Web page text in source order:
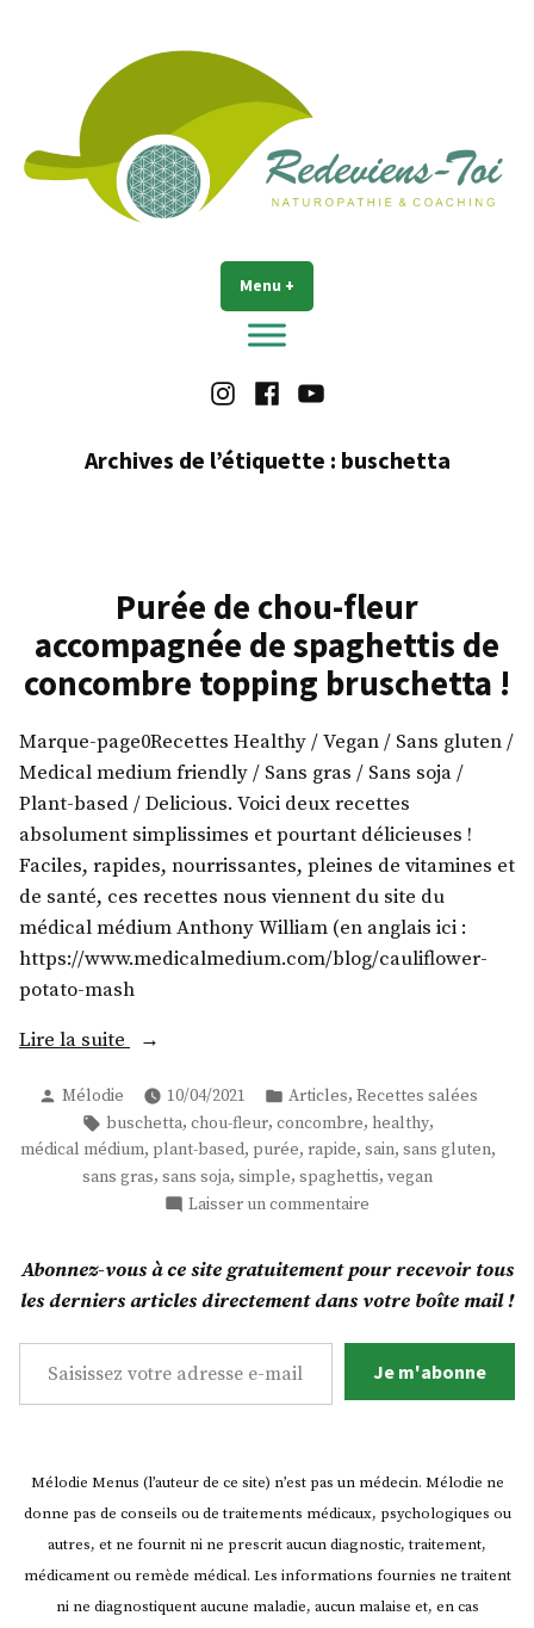
Redeviens-toi Menu +
Instagram
FacebookYoutube
Archives de l’étiquette : buschetta
Purée de chou-fleur
accompagnée de spaghettis de
concombre topping bruschetta !
Marque-page0Recettes Healthy / Vegan / Sans gluten /
Medical medium friendly / Sans gras / Sans soja /
Plant-based / Delicious. Voici deux recettes
absolument simplissimes et pourtant délicieuses !
Faciles, rapides, nourrissantes, pleines de vitamines et
de santé, ces recettes nous viennent du site du
médical médium Anthony William (en anglais ici :
https://www.medicalmedium.com/blog/cauliflower-
potato-mash
Lire la suite
« Purée
chou-
fleur
accompagnée
concombre
bruschetta
! »
Publié
par
Mélodie 10/04/2021
Publié
dans
Articles, Recettes salées
Étiquettes :
buschetta, chou-fleur, concombre, healthy,
médical médium, plant-based, purée, rapide, sain, sans gluten,
sans gras, sans soja, simple, spaghettis, vegan
Laisser un commentaire
chou-
fleur
bruschetta
!
Abonnez-vous à ce site gratuitement pour recevoir tous
les derniers articles directement dans votre boîte mail !
Saisissez votre adresse e-mail…
Je m'abonne
Mélodie Menus (l’auteur de ce site) n’est pas un médecin. Mélodie ne
donne pas de conseils ou de traitements médicaux, psychologiques ou
autres, et ne fournit ni ne prescrit aucun diagnostic, traitement,
médicament ou remède médical. Les informations fournies ne traitent
ni ne diagnostiquent aucune maladie, aucun malaise et, en cas